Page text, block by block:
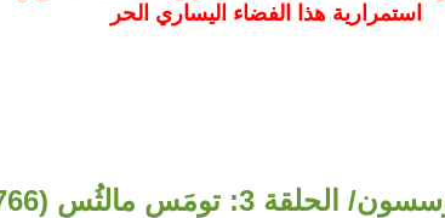
استمرارية هذا الفضاء اليساري الحر